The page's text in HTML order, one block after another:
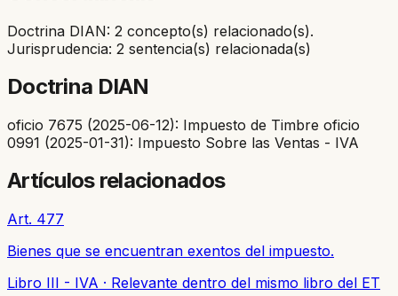
Doctrina DIAN: 2 concepto(s) relacionado(s).
Jurisprudencia: 2 sentencia(s) relacionada(s)
Doctrina DIAN
oficio 7675 (2025-06-12): Impuesto de Timbre oficio
0991 (2025-01-31): Impuesto Sobre las Ventas - IVA
Artículos relacionados
Art. 477
Bienes que se encuentran exentos del impuesto.
Libro III - IVA · Relevante dentro del mismo libro del ET